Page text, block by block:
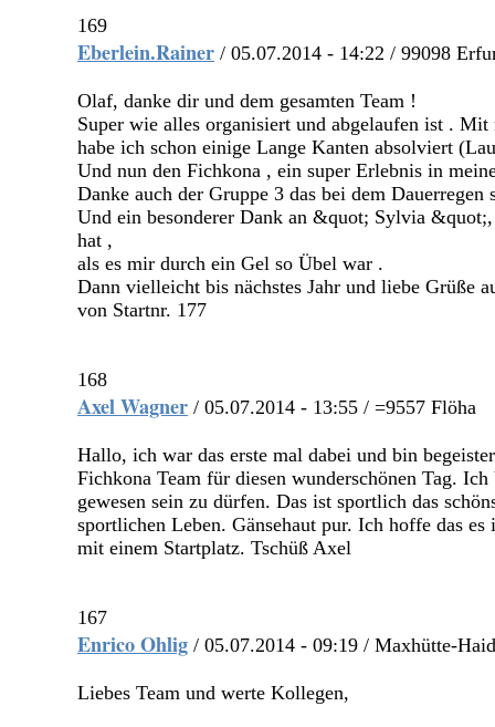
169
Eberlein.Rainer / 05.07.2014 - 14:22 / 99098
Olaf, danke dir und dem gesamten Team !
Super wie alles organisiert und abgelaufen ist .
habe ich schon einige Lange Kanten absolviert
Und nun den Fichkona , ein super Erlebnis in
Danke auch der Gruppe 3 das bei dem
Und ein besonderer Dank an &quot; Sylvia
hat ,
als es mir durch ein Gel so Übel war .
Dann vielleicht bis nächstes Jahr und liebe Grüße
von Startnr. 177
168
Axel Wagner / 05.07.2014 - 13:55 / =9557 Flöha
Hallo, ich war das erste mal dabei und bin
Fichkona Team für diesen wunderschönen Tag.
gewesen sein zu dürfen. Das ist sportlich das
sportlichen Leben. Gänsehaut pur. Ich hoffe das
mit einem Startplatz. Tschüß Axel
167
Enrico Ohlig / 05.07.2014 - 09:19 / Maxhütte-
Liebes Team und werte Kollegen,